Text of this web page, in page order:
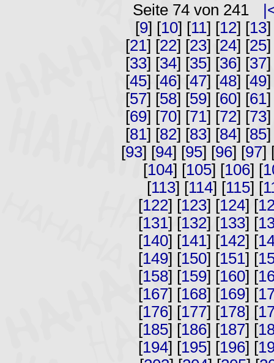
Seite 74 von 241
[9] [10] [11] [12] [13]
[21] [22] [23] [24] [25]
[33] [34] [35] [36] [37]
[45] [46] [47] [48] [49]
[57] [58] [59] [60] [61]
[69] [70] [71] [72] [73]
[81] [82] [83] [84] [85]
[93] [94] [95] [96] [97]
[104] [105] [106] [
[113] [114] [115] [
[122] [123] [124] [
[131] [132] [133] [
[140] [141] [142] [
[149] [150] [151] [
[158] [159] [160] [
[167] [168] [169] [
[176] [177] [178] [
[185] [186] [187] [
[194] [195] [196] [